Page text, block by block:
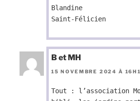
Blandine
Saint-Félicien
B et MH
15 NOVEMBRE 2024 À
Tout : l’association